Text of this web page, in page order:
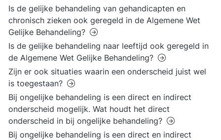
Is de gelijke behandeling van gehandicapten en
chronisch zieken ook geregeld in de Algemene Wet
Gelijke Behandeling?
Is de gelijke behandeling naar leeftijd ook geregeld in
de Algemene Wet Gelijke Behandeling?
Zijn er ook situaties waarin een onderscheid juist wel
is toegestaan?
Bij ongelijke behandeling is een direct en indirect
onderscheid mogelijk. Wat houdt het direct
onderscheid in bij ongelijke behandeling?
Bij ongelijke behandeling is een direct en indirect